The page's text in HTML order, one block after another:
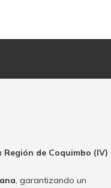
Región de Coquimbo (IV)
, garantizando un